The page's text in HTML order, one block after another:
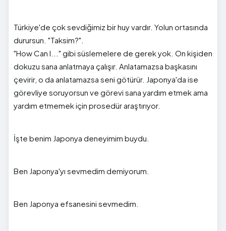
Türkiye'de çok sevdiğimiz bir huy vardır. Yolun ortasında
durursun. "Taksim?".
"How Can I..." gibi süslemelere de gerek yok. On kişiden
dokuzu sana anlatmaya çalışır. Anlatamazsa başkasını
çevirir, o da anlatamazsa seni götürür. Japonya'da ise
görevliye soruyorsun ve görevi sana yardım etmek ama
yardım etmemek için prosedür araştırıyor.
İşte benim Japonya deneyimim buydu.
Ben Japonya'yı sevmedim demiyorum.
Ben Japonya efsanesini sevmedim.